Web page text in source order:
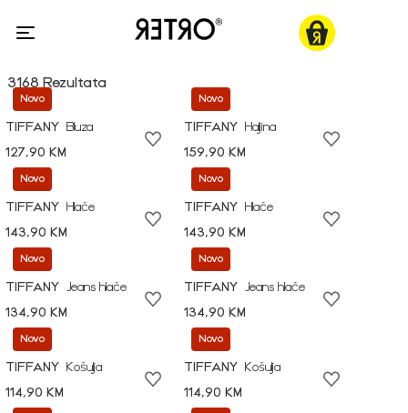
3168 Rezultata
Novo
TIFFANY
Bluza
127,90 KM
Novo
TIFFANY
Haljina
159,90 KM
Novo
TIFFANY
Hlače
143,90 KM
Novo
TIFFANY
Hlače
143,90 KM
Novo
TIFFANY
Jeans hlače
134,90 KM
Novo
TIFFANY
Jeans hlače
134,90 KM
Novo
TIFFANY
Košulja
114,90 KM
Novo
TIFFANY
Košulja
114,90 KM